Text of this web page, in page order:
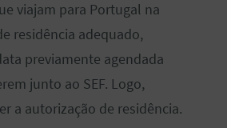
viajam para Portugal na
residência adequado,
previamente agendada
junto ao SEF. Logo,
a autorização de residência.